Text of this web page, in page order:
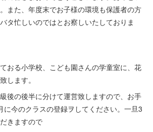
また、年度末でお子様の環境も保護者の方
タ忙しいのではとお察しいたしておりま
おる小学校、こども園さんの学童室に、花
します。
後の後半に分けて運営致しますので、お手
に今のクラスの登録ヲしてください。一旦3
きますので